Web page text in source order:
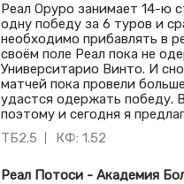
Реал Оруро занимает 14-ю
одну победу за 6 туров и
необходимо прибавлять в
своём поле Реал пока не
Университарио Винто. И
матчей пока провели
удастся одержать победу.
поэтому и сегодня я
ТБ2.5
КФ: 1.52
Реал Потоси - Академия